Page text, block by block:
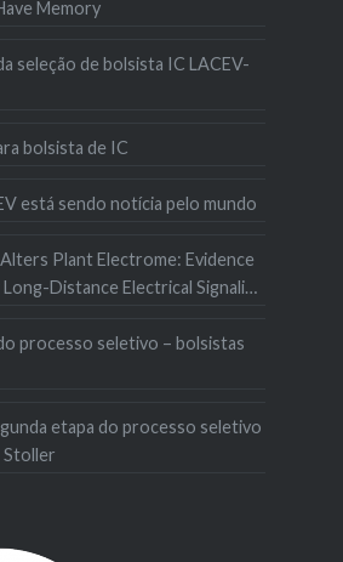
Memory
seleção de bolsista IC LACEV-
bolsista de IC
está sendo notícia pelo mundo
Plant Electrome: Evidence
Distance Electrical Signaling
processo seletivo – bolsistas
etapa do processo seletivo
Stoller